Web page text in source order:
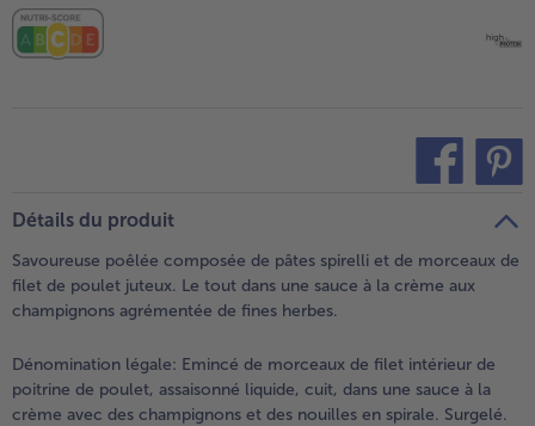
Détails du produit
Savoureuse poêlée composée de pâtes spirelli et de morceaux de
filet de poulet juteux. Le tout dans une sauce à la crème aux
champignons agrémentée de fines herbes.
Dénomination légale: Emincé de morceaux de filet intérieur de
poitrine de poulet, assaisonné liquide, cuit, dans une sauce à la
crème avec des champignons et des nouilles en spirale. Surgelé.